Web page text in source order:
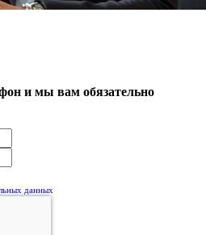
и мы вам обязательно
данных